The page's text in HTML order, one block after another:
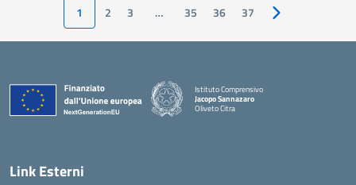
1 2 3 … 35 36 37 Pagina
Istituto Comprensivo
Jacopo Sannazaro
Oliveto Citra
Link Esterni